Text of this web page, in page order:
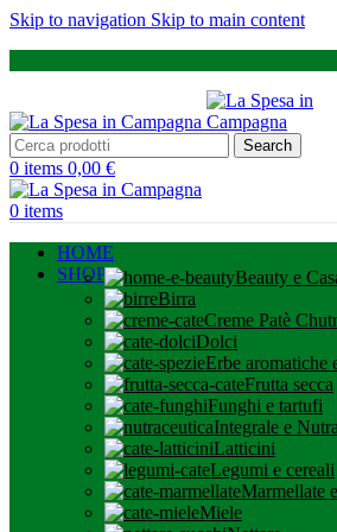
Skip to navigation Skip to main content
Search
0 items 0,00 €
0 items
HOME
SHOP
Beauty e
Birra
Creme Patè
Dolci
Erbe aromatiche
Frutta secca
Funghi e tartufi
Integrale e
Latticini
Legumi e cereali
Marmellate
Miele